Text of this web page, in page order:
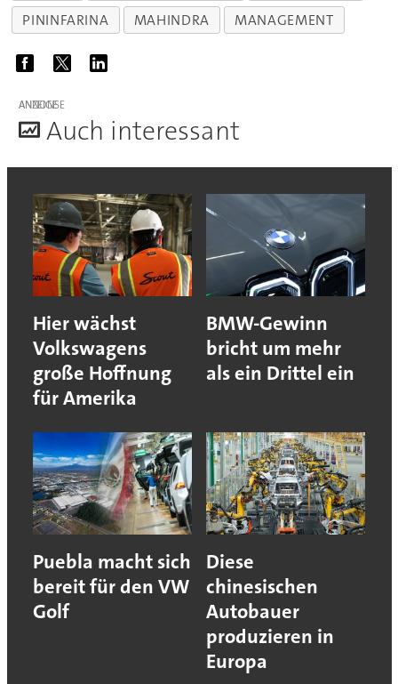
PININFARINA
MAHINDRA MANAGEMENT
ANZEIGE
Auch interessant
Hier wächst
Volkswagens
große Hoffnung
für Amerika
BMW-Gewinn
bricht um mehr
als ein Drittel ein
Puebla macht sich
bereit für den VW
Golf
Diese
chinesischen
Autobauer
produzieren in
Europa